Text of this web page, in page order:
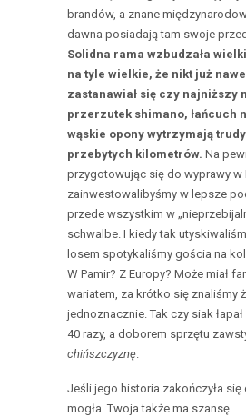
brandów, a znane
dawna posiadają tam swoje
Solidna rama wzbudzała
na tyle wielkie, że nikt już
zastanawiał się czy najniższy
przerzutek shimano, łańcuch
wąskie opony wytrzymają
przebytych kilometrów. Na
przygotowując się do wyprawy w
zainwestowalibyśmy w lepsze
przede wszystkim w
schwalbe. I kiedy tak
losem spotykaliśmy gościa na
W Pamir? Z Europy? Może miał
wariatem, za krótko się znaliśmy
jednoznacznie. Tak czy siak
40 razy, a doborem sprzętu
chińszczyznę.
Jeśli jego historia zakończyła się
mogła. Twoja także ma szansę.